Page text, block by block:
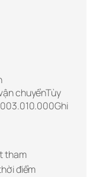
chuyểnTùy
tham
điểm